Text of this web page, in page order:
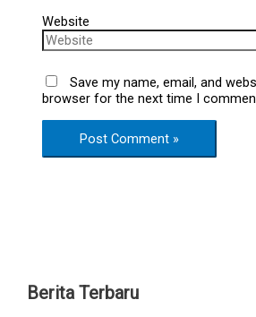
Website
Save my name, email, and
browser for the next time I
Berita Terbaru